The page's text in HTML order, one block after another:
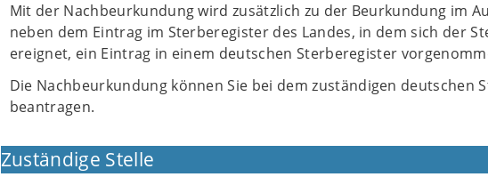
Mit der Nachbeurkundung wird zusätzlich zu der Beurkundung im
neben dem Eintrag im Sterberegister des Landes, in dem sich der
ereignet, ein Eintrag in einem deutschen Sterberegister
Die Nachbeurkundung können Sie bei dem zuständigen deutschen
beantragen.
Zuständige Stelle